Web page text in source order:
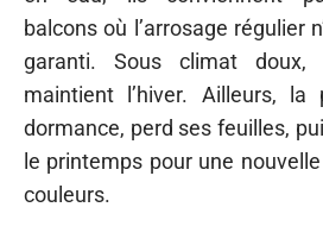
balcons où l’arrosage régulier
garanti. Sous climat
maintient l’hiver. Ailleurs,
dormance, perd ses feuilles,
le printemps pour une
couleurs.